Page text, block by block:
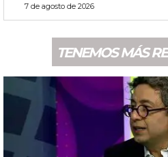
7 de agosto de 2026
TENEMOS MÁS